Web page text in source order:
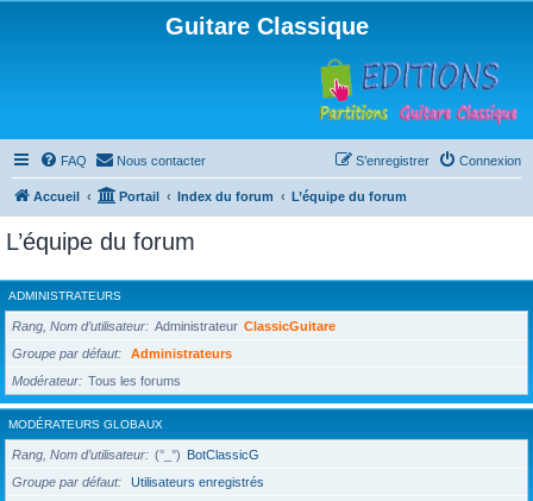
Guitare Classique
FAQ Nous contacter Connexion
S’enregistrer
Accueil Portail Index du forum L’équipe du forum
L’équipe du forum
ADMINISTRATEURS
Rang, Nom d’utilisateur Administrateur ClassicGuitare
Groupe par défaut
Administrateurs
Modérateur
Tous les forums
MODÉRATEURS GLOBAUX
Rang, Nom d’utilisateur (°_°) BotClassicG
Groupe par défaut
Utilisateurs enregistrés